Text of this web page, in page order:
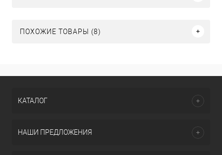
ПОХОЖИЕ ТОВАРЫ (8)
КАТАЛОГ
НАШИ ПРЕДЛОЖЕНИЯ